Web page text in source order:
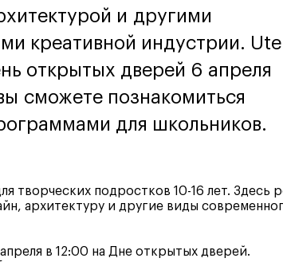
и другими
креативной индустрии.
открытых дверей 6 апреля
сможете познакомиться
для школьников.
творческих подростков 10-16 лет. Здесь
архитектуру и другие виды
в 12:00 на Дне открытых дверей.